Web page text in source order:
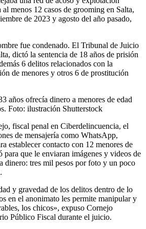
menos 12 casos de grooming en Salta,
de 2023 y agosto del año pasado,
fue condenado. El Tribunal de Juicio
dictó la sentencia de 18 años de prisión
6 delitos relacionados con la
de menores y otros 6 de prostitución
años ofrecía dinero a menores de edad
Foto: ilustración Shutterstock
fiscal penal en Ciberdelincuencia, el
de mensajería como WhatsApp,
establecer contacto con 12 menores de
para que le enviaran imágenes y videos de
dinero: tres mil pesos por foto y un poco
y gravedad de los delitos dentro de lo
en el anonimato les permite manipular y
los chicos», expuso Cornejo
Público Fiscal durante el juicio.